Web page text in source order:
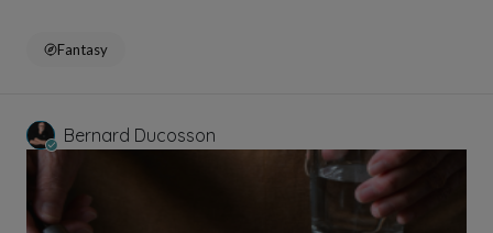
Fantasy
Bernard Ducosson